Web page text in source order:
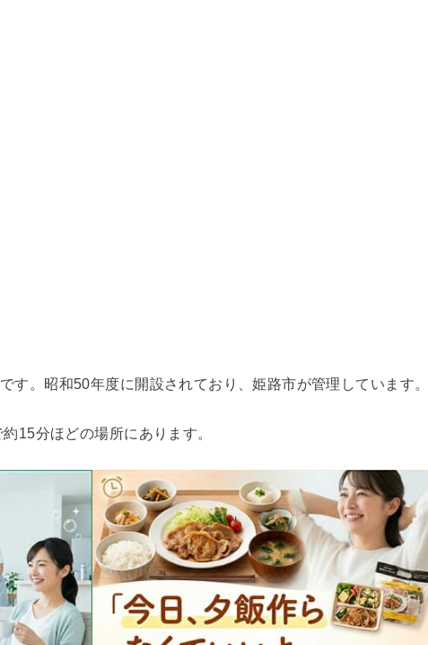
す。昭和50年度に開設されており、姫路市が管理しています。
15分ほどの場所にあります。